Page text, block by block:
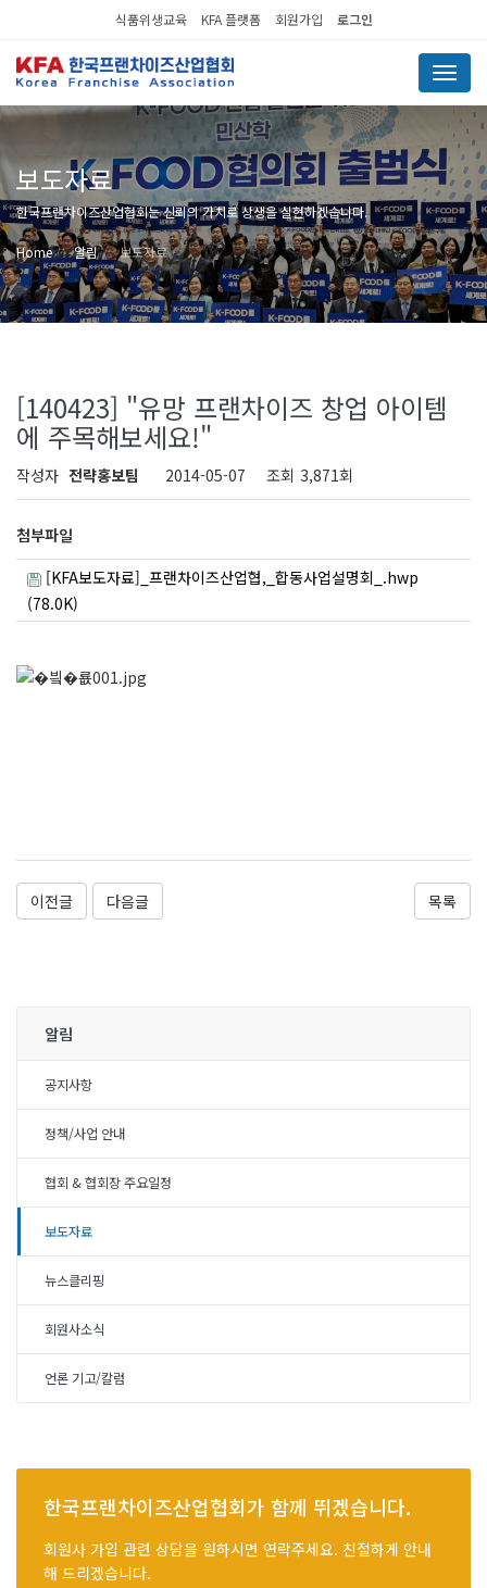
식품위생교육 KFA 플랫폼 회원가입 로그인
Menu
보도자료
한국프랜차이즈산업협회는 신뢰의 가치로 상생을 실현하겠습니다.
Home 알림 보도자료
[140423] "유망 프랜차이즈 창업 아이템
에 주목해보세요!"
작성자 전략홍보팀 2014-05-07 조회 3,871회
첨부파일
[KFA보도자료]_프랜차이즈산업협,_합동사업설명회_.hwp
(78.0K)
이전글 다음글 목록
알림
공지사항
정책/사업 안내
협회 & 협회장 주요일정
보도자료
뉴스클리핑
회원사소식
언론 기고/칼럼
한국프랜차이즈산업협회가 함께 뛰겠습니다.
회원사 가입 관련 상담을 원하시면 연락주세요. 친절하게 안내
해 드리겠습니다.